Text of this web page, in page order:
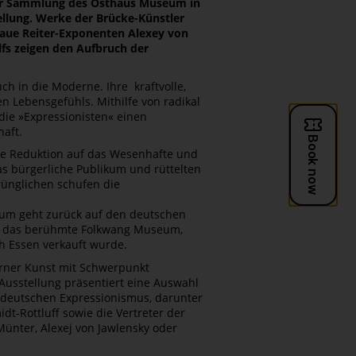
­Werke der Brücke-Künstler
Reiter-Exponenten Alexey von
zeigen den Aufbruch der
in die Moderne. Ihre kraftvolle,
Lebensgefühls. Mithilfe von radikal
»Expressionisten« einen
auf das ­Wesenhafte und
bürgerliche Publikum und rüttelten
schufen die
geht zurück auf den deutschen
berühmte Folkwang Museum,
Essen verkauft wurde.
Kunst mit Schwerpunkt
präsentiert eine Auswahl
Expressionismus, darunter
Rottluff sowie die Vertreter der
Alexej von Jawlensky oder